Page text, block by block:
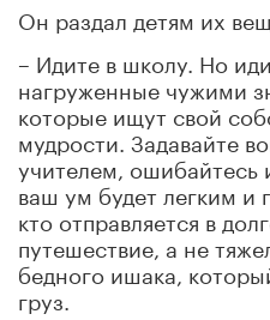
Он раздал детям их
– Идите в школу. Но
нагруженные чужими
которые ищут свой
мудрости. Задавайте
учителем, ошибайтесь
ваш ум будет легким и
кто отправляется в
путешествие, а не
бедного ишака,
груз.